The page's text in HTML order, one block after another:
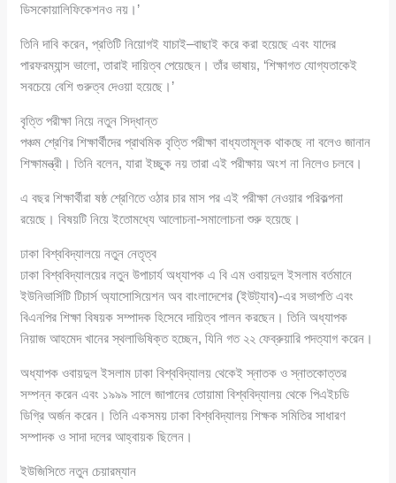
ডিসকোয়ালিফিকেশনও নয়।’
তিনি দাবি করেন, প্রতিটি নিয়োগই যাচাই–বাছাই করে করা হয়েছে এবং যাদের
পারফরম্যান্স ভালো, তারাই দায়িত্ব পেয়েছেন। তাঁর ভাষায়, ‘শিক্ষাগত যোগ্যতাকেই
সবচেয়ে বেশি গুরুত্ব দেওয়া হয়েছে।’
বৃত্তি পরীক্ষা নিয়ে নতুন সিদ্ধান্ত
পঞ্চম শ্রেণির শিক্ষার্থীদের প্রাথমিক বৃত্তি পরীক্ষা বাধ্যতামূলক থাকছে না বলেও জানান
শিক্ষামন্ত্রী। তিনি বলেন, যারা ইচ্ছুক নয় তারা এই পরীক্ষায় অংশ না নিলেও চলবে।
এ বছর শিক্ষার্থীরা ষষ্ঠ শ্রেণিতে ওঠার চার মাস পর এই পরীক্ষা নেওয়ার পরিকল্পনা
রয়েছে। বিষয়টি নিয়ে ইতোমধ্যে আলোচনা-সমালোচনা শুরু হয়েছে।
ঢাকা বিশ্ববিদ্যালয়ে নতুন নেতৃত্ব
ঢাকা বিশ্ববিদ্যালয়ের নতুন উপাচার্য অধ্যাপক এ বি এম ওবায়দুল ইসলাম বর্তমানে
ইউনিভার্সিটি টিচার্স অ্যাসোসিয়েশন অব বাংলাদেশের (ইউট্যাব)-এর সভাপতি এবং
বিএনপির শিক্ষা বিষয়ক সম্পাদক হিসেবে দায়িত্ব পালন করছেন। তিনি অধ্যাপক
নিয়াজ আহমেদ খানের স্থলাভিষিক্ত হচ্ছেন, যিনি গত ২২ ফেব্রুয়ারি পদত্যাগ করেন।
অধ্যাপক ওবায়দুল ইসলাম ঢাকা বিশ্ববিদ্যালয় থেকেই স্নাতক ও স্নাতকোত্তর
সম্পন্ন করেন এবং ১৯৯৯ সালে জাপানের তোয়ামা বিশ্ববিদ্যালয় থেকে পিএইচডি
ডিগ্রি অর্জন করেন। তিনি একসময় ঢাকা বিশ্ববিদ্যালয় শিক্ষক সমিতির সাধারণ
সম্পাদক ও সাদা দলের আহ্বায়ক ছিলেন।
ইউজিসিতে নতুন চেয়ারম্যান